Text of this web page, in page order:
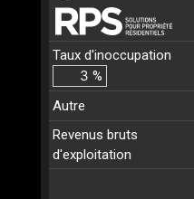
Taux d'inoccupation
%
Autre
Revenus bruts
d'exploitation